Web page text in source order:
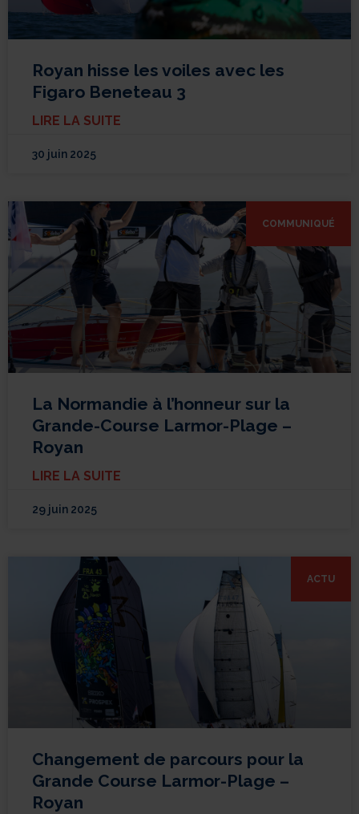
Royan hisse les voiles avec les
Figaro Beneteau 3
LIRE LA SUITE
30 juin 2025
COMMUNIQUÉ
La Normandie à l’honneur sur la
Grande-Course Larmor-Plage –
Royan
LIRE LA SUITE
29 juin 2025
ACTU
Changement de parcours pour la
Grande Course Larmor-Plage –
Royan